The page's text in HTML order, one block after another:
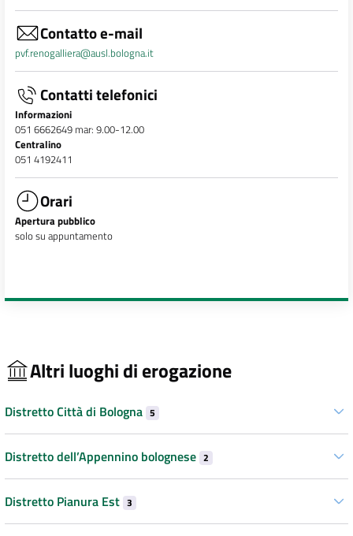
Contatto e-mail
pvf.renogalliera@ausl.bologna.it
Contatti telefonici
Informazioni
051 6662649 mar: 9.00-12.00
Centralino
051 4192411
Orari
Apertura pubblico
solo su appuntamento
Altri luoghi di erogazione
Distretto Città di Bologna 5
Distretto dell’Appennino bolognese 2
Distretto Pianura Est 3